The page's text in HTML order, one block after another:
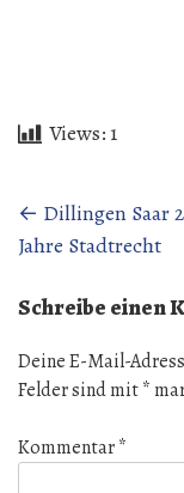
Views:1
← Dillingen Saar
Jahre Stadtrecht
Schreibe einen
Deine E-Mail-
Felder sind mit*
Kommentar*